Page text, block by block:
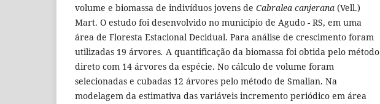
volume e biomassa de indivíduos jovens de Cabralea canjerana (Vell.)
Mart. O estudo foi desenvolvido no município de Agudo - RS, em uma
área de Floresta Estacional Decidual. Para análise de crescimento foram
utilizadas 19 árvores. A quantificação da biomassa foi obtida pelo método
direto com 14 árvores da espécie. No cálculo de volume foram
selecionadas e cubadas 12 árvores pelo método de Smalian. Na
modelagem da estimativa das variáveis incremento periódico em área